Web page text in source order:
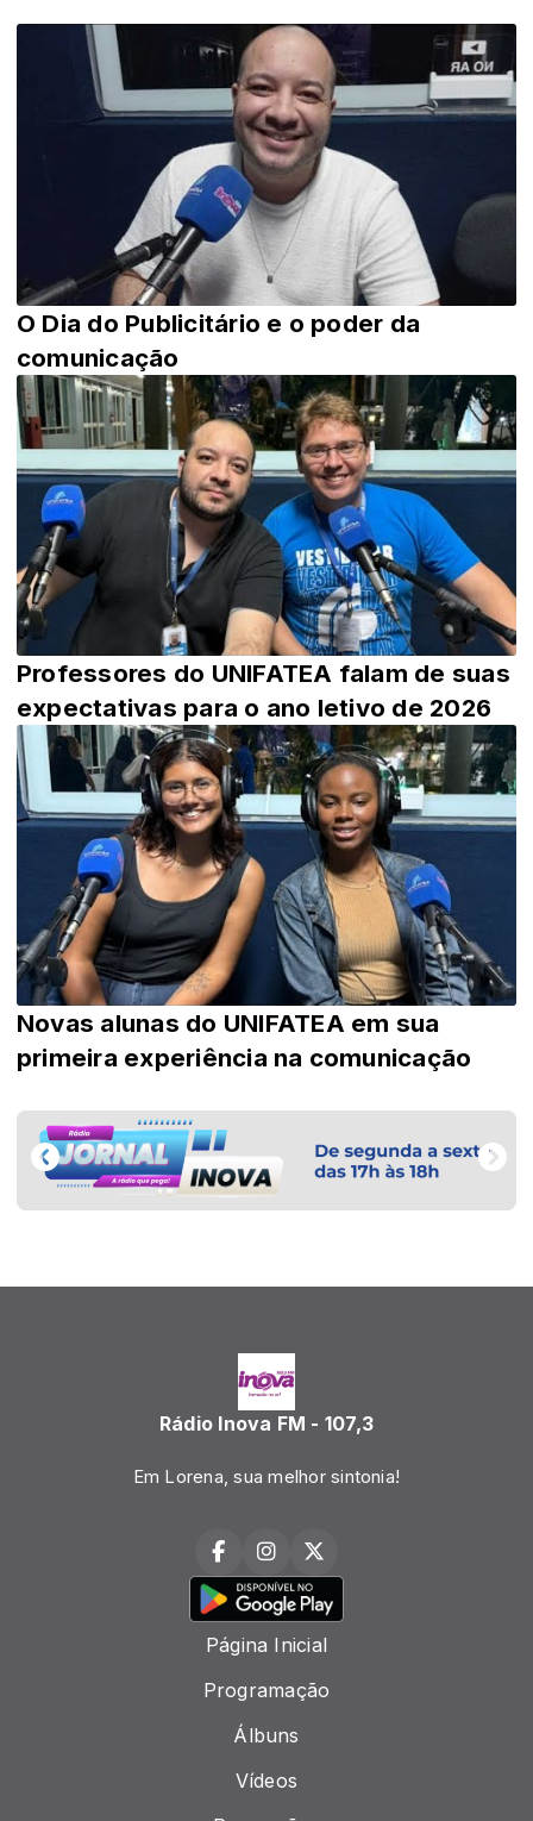
O Dia do Publicitário e o poder da
comunicação
Professores do UNIFATEA falam de suas
expectativas para o ano letivo de 2026
Novas alunas do UNIFATEA em sua
primeira experiência na comunicação
Rádio Inova FM - 107,3
Em Lorena, sua melhor sintonia!
Página Inicial
Programação
Álbuns
Vídeos